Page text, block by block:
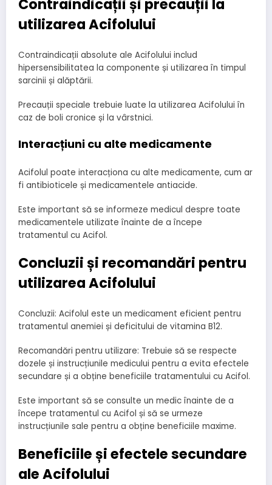
Contraindicații și precauții la
utilizarea Acifolului
Contraindicații absolute ale Acifolului includ
hipersensibilitatea la componente și utilizarea în timpul
sarcinii și alăptării.
Precauții speciale trebuie luate la utilizarea Acifolului în
caz de boli cronice și la vârstnici.
Interacțiuni cu alte medicamente
Acifolul poate interacționa cu alte medicamente, cum ar
fi antibioticele și medicamentele antiacide.
Este important să se informeze medicul despre toate
medicamentele utilizate înainte de a începe
tratamentul cu Acifol.
Concluzii și recomandări pentru
utilizarea Acifolului
Concluzii: Acifolul este un medicament eficient pentru
tratamentul anemiei și deficitului de vitamina B12.
Recomandări pentru utilizare: Trebuie să se respecte
dozele și instrucțiunile medicului pentru a evita efectele
secundare și a obține beneficiile tratamentului cu Acifol.
Este important să se consulte un medic înainte de a
începe tratamentul cu Acifol și să se urmeze
instrucțiunile sale pentru a obține beneficiile maxime.
Beneficiile și efectele secundare
ale Acifolului